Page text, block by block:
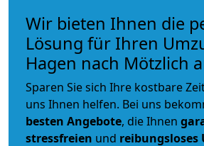
Wir bieten Ihnen die
Lösung für Ihren
Hagen nach Mötzlich
Sparen Sie sich Ihre kostbare
uns Ihnen helfen. Bei uns
besten Angebote, die Ihnen
stressfreien und reibungsloses